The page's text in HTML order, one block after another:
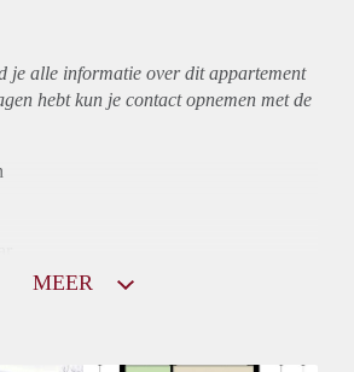
je alle informatie over ditappartement
hebt kun je contact opnemen met de
MEER